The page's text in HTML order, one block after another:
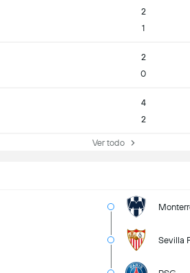
2
1
2
0
4
2
Ver todo
Sevilla